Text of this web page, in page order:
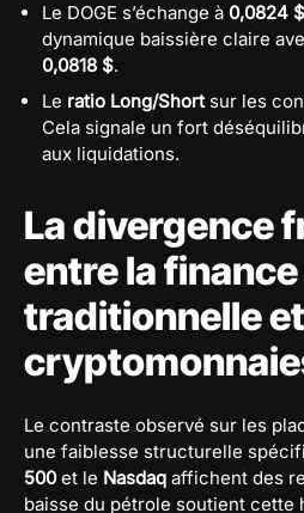
Le DOGE s’échange à 0,0824 $
dynamique baissière claire
0,0818 $.
Le ratio Long/Shortsur les
Cela signale un fort
aux liquidations.
La divergence
entre la finance
traditionnelle
Le contraste observé sur les
une faiblesse structurelle
500et le Nasdaq affichent des
baisse du pétrole soutient cette